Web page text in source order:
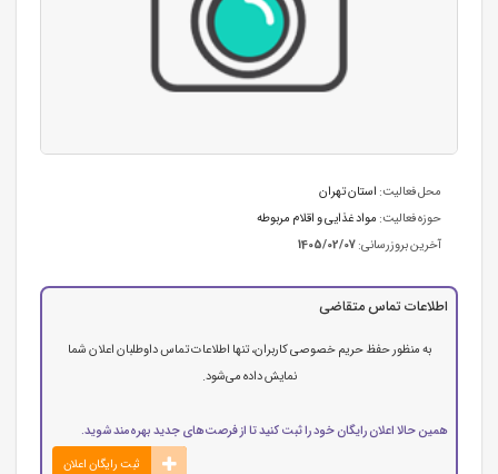
محل فعالیت: استان تهران
حوزه فعالیت: مواد غذایی و اقلام مربوطه
آخرین بروزرسانی:1405/02/07
اطلاعات تماس متقاضی
به منظور حفظ حریم خصوصی کاربران، تنها اطلاعات تماس داوطلبان اعلان شما
نمایش داده می‌شود.
همین حالا اعلان رایگان خود را ثبت کنید تا از فرصت‌های جدید بهره‌مند شوید.
ثبت رایگان اعلان